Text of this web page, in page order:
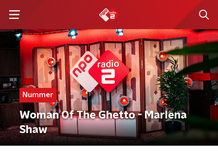
Nummer
Woman Of The Ghetto - Marlena
Shaw